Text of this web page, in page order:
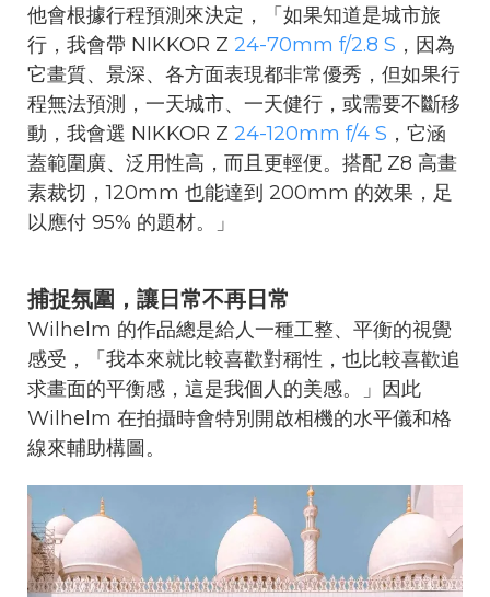
他會根據行程預測來決定，「如果知道是城市旅
行，我會帶 NIKKOR Z 24-70mm f/2.8 S ，因為
它畫質、景深、各方面表現都非常優秀，但如果行
程無法預測，一天城市、一天健行，或需要不斷移
動，我會選 NIKKOR Z 24-120mm f/4 S ，它涵
蓋範圍廣、泛用性高，而且更輕便。搭配 Z8 高畫
素裁切，120mm 也能達到 200mm 的效果，足
以應付 95% 的題材。」
捕捉氛圍，讓日常不再日常
Wilhelm 的作品總是給人一種工整、平衡的視覺
感受，「我本來就比較喜歡對稱性，也比較喜歡追
求畫面的平衡感，這是我個人的美感。」因此
Wilhelm 在拍攝時會特別開啟相機的水平儀和格
線來輔助構圖。